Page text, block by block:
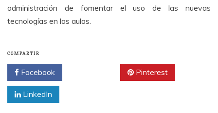
administración de fomentar el uso de las nuevas
tecnologías en las aulas.
COMPARTIR
Facebook Pinterest
LinkedIn